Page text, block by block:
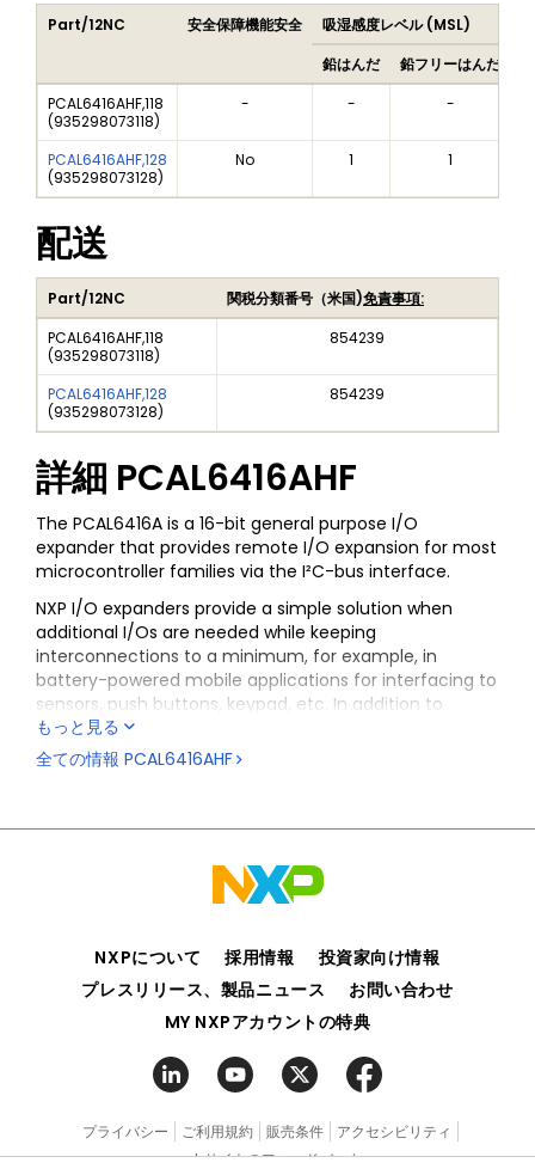
Part/12NC 安全保障機能安全 吸湿感度レベル (MSL)
鉛はんだ
鉛フリーはんだ
PCAL6416AHF,118
(935298073118)
- - -
PCAL6416AHF,128
(935298073128)
No 1 1
配送
Part/12NC 関税分類番号（米国)免責事項:
PCAL6416AHF,118
(935298073118)
854239
PCAL6416AHF,128
(935298073128)
854239
詳細 PCAL6416AHF
The PCAL6416A is a 16-bit general purpose I/O
expander that provides remote I/O expansion for most
microcontroller families via the I²C-bus interface.
NXP I/O expanders provide a simple solution when
additional I/Os are needed while keeping
interconnections to a minimum, for example, in
battery-powered mobile applications for interfacing to
sensors, push buttons, keypad, etc. In addition to
providing a flexible set of GPIOs, it simplifies
interconnection of a processor running at one voltage
shifting feature that makes these devices extremely
communication between incompatible I/O voltages is
range of 1.65 V to 5.5 V on the
next-generation low voltage microprocessors and
microcontrollers on the interface side (SDA/SCL) and
peripherals at a higher voltage on the port side.
There are two supply voltages for PCAL6416A: V
DD(P) . VDD(I2C-bus)
provides the supply voltage
for the interface at the master side (for example, a
microcontroller) and the V
provides the supply for
core circuits and Port P. The bidirectional voltage level
translation in the PCAL6416A is provided through
もっと見る
全ての情報 PCAL6416AHF
NXPについて 採用情報
投資家向け情報
プレスリリース、製品ニュース
お問い合わせ
MY NXPアカウントの特典
プライバシー ご利用規約 販売条件
アクセシビリティ
webサイトのフィードバック